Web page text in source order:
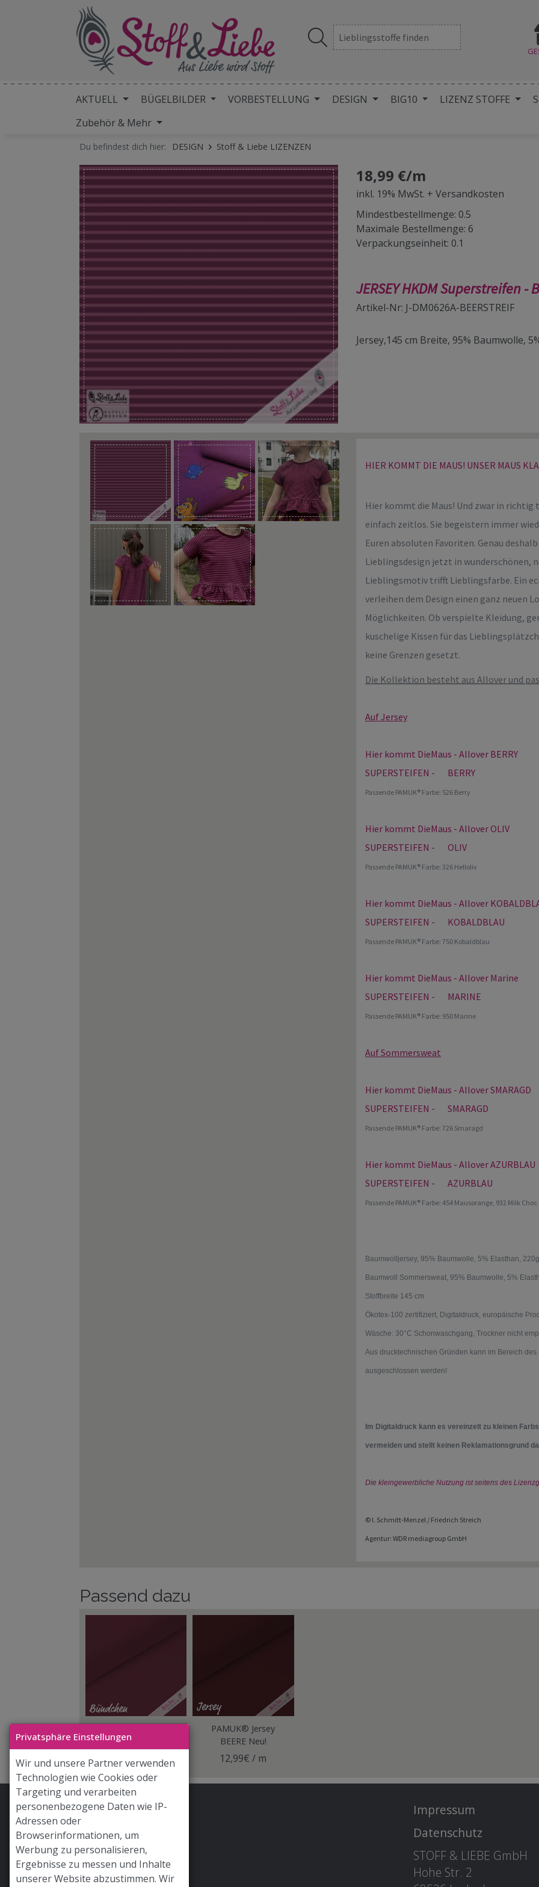
Privatsphäre Einstellungen
Wir und unsere Partner verwenden
Technologien wie Cookies oder
Targeting und verarbeiten
personenbezogene Daten wie IP-
Adressen oder
Browserinformationen, um
Werbung zu personalisieren,
Ergebnisse zu messen und Inhalte
unserer Website abzustimmen. Wir
AKTUELL BÜGELBILDER VORBESTELLUNG DESIGN BIG10 LIZENZ STOFFE
Zubehör & Mehr
Du befindest dich hier: DESIGN Stoff & Liebe LIZENZEN
18,99 €/m
inkl. 19% MwSt. + Versandkosten
Mindestbestellmenge: 0.5
Maximale Bestellmenge: 6
Verpackungseinheit: 0.1
JERSEY HKDM Superstreifen -
Artikel-Nr: J-DM0626A-BEERSTREIF
Jersey,145 cm Breite, 95% Baumwolle,
HIER KOMMT DIE MAUS! UNSER MAUS
Hier kommt die Maus! Und zwar in richtig
einfach zeitlos. Sie begeistern immer
Euren absoluten Favoriten. Genau
Lieblingsdesign jetzt in wunderschönen,
Lieblingsmotiv trifft Lieblingsfarbe. Ein
verleihen dem Design einen ganz neuen
Möglichkeiten. Ob verspielte Kleidung,
kuschelige Kissen für das
keine Grenzen gesetzt.
Die Kollektion besteht aus Allover und
Auf Jersey
Hier kommt DieMaus - Allover BERRY
SUPERSTEIFEN - BERRY
Passende PAMUK® Farbe: 526 Berry
Hier kommt DieMaus - Allover OLIV
SUPERSTEIFEN - OLIV
Passende PAMUK® Farbe: 326 Helloliv
Hier kommt DieMaus - Allover
SUPERSTEIFEN - KOBALDBLAU
Passende PAMUK® Farbe: 750 Kobaldblau
Hier kommt DieMaus - Allover Marine
SUPERSTEIFEN - MARINE
Passende PAMUK® Farbe: 950 Marine
Auf Sommersweat
Hier kommt DieMaus - Allover SMARAGD
SUPERSTEIFEN - SMARAGD
Passende PAMUK® Farbe: 726 Smaragd
Hier kommt DieMaus - Allover AZURBLAU
SUPERSTEIFEN - AZURBLAU
Passende PAMUK® Farbe: 454 Mausorange, 932 Milk Choc
Baumwolljersey, 95% Baumwolle, 5% Elasthan,
Baumwoll Sommersweat, 95% Baumwolle, 5%
Stoffbreite 145 cm
Ökotex-100 zertifiziert, Digitaldruck, europäische
Wäsche: 30°C Schonwaschgang, Trockner nicht
Aus drucktechnischen Gründen kann im Bereich
ausgeschlossen werden!
Im Digitaldruck kann es vereinzelt zu kleinen
vermeiden und stellt keinen Reklamationsgrund
Die kleingewerbliche Nutzung ist seitens des
© I. Schmitt-Menzel / Friedrich Streich
Agentur: WDR mediagroup GmbH
Passend dazu
BEERE Neu!
9,98€ / m
PAMUK® Jersey
BEERE Neu!
12,99€ / m
Stoff & Liebe App
Hilfe / FAQ
Versand
Widerrufsrecht
Impressum
Datenschutz
STOFF & LIEBE GmbH
Hohe Str. 2